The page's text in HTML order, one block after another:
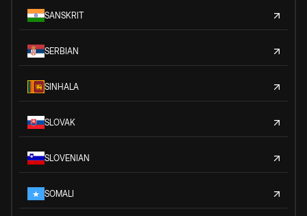
SANSKRIT
SERBIAN
SINHALA
SLOVAK
SLOVENIAN
SOMALI